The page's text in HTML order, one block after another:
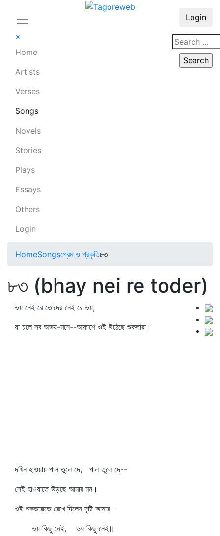
×
Home
Artists
Verses
Songs
Novels
Stories
Plays
Essays
Others
Login
Login
HomeSongsপ্রেম ও প্রকৃতি৮৩
৮৩ (bhay nei re toder)
ভয় নেই রে তোদের নেই রে ভয়,
যা চলে সব অভয়-মনে--আকাশে ওই উঠেছে শুকতারা।
দখিন হাওয়ায় পাল তুলে দে, পাল তুলে দে--
সেই হাওয়াতে উড়ছে আমার মন।
ওই শুকতারাতে রেখে দিলেন দৃষ্টি আমার--
ভয় কিছু নেই, ভয় কিছু নেই॥